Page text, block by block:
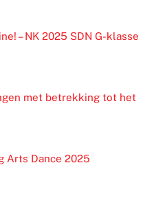
– NK 2025 SDN G-klasse
met betrekking tot het
Arts Dance 2025